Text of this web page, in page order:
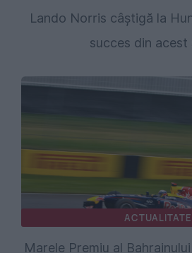
Lando Norris câștigă la
succes din acest
ACTUALITATE
Marele Premiu al